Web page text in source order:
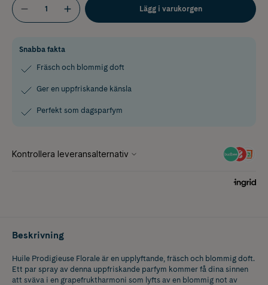
Lägg i varukorgen
Snabba fakta
Fräsch och blommig doft
Ger en uppfriskande känsla
Perfekt som dagsparfym
Beskrivning
Huile Prodigieuse Florale är en upplyftande, fräsch och blommig doft.
Ett par spray av denna uppfriskande parfym kommer få dina sinnen
att sväva i en grapefruktharmoni som lyfts av en blommig not av